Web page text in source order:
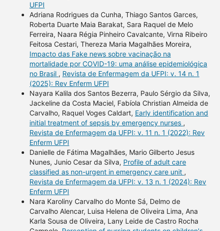
UFPI
Adriana Rodrigues da Cunha, Thiago Santos Garces,
Roberta Duarte Maia Barakat, Sara Raquel de Melo
Ferreira, Naara Régia Pinheiro Cavalcante, Virna Ribeiro
Feitosa Cestari, Thereza Maria Magalhães Moreira,
Impacto das Fake news sobre vacinação na
mortalidade por COVID-19: uma análise epidemiológica
no Brasil , Revista de Enfermagem da UFPI: v. 14 n. 1
(2025): Rev Enferm UFPI
Nayara Kalila dos Santos Bezerra, Paulo Sérgio da Silva,
Jackeline da Costa Maciel, Fabíola Christian Almeida de
Carvalho, Raquel Voges Caldart, Early identification and
initial treatment of sepsis by emergency nurses ,
Revista de Enfermagem da UFPI: v. 11 n. 1 (2022): Rev
Enferm UFPI
Danielle de Fátima Magalhães, Mario Gilberto Jesus
Nunes, Junio Cesar da Silva, Profile of adult care
classified as non-urgent in emergency care unit ,
Revista de Enfermagem da UFPI: v. 13 n. 1 (2024): Rev
Enferm UFPI
Nara Karoliny Carvalho do Monte Sá, Delmo de
Carvalho Alencar, Luisa Helena de Oliveira Lima, Ana
Karla Sousa de Oliveira, Lany Leide de Castro Rocha